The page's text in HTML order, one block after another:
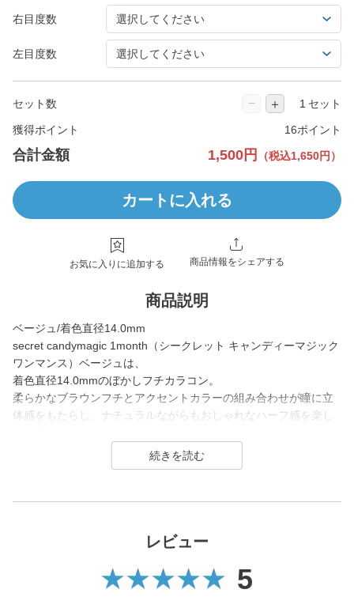
右目度数
左目度数
セット数 − ＋ セット
獲得ポイント 16ポイント
合計金額 1,500円 （税込1,650円）
カートに入れる
お気に入りに追加する 商品情報をシェアする
商品説明
ベージュ/着色直径14.0mm
secret candymagic 1month（シークレット キャンディーマジック
ワンマンス）ベージュは、
着色直径14.0mmのぼかしフチカラコン。
柔らかなブラウンフチとアクセントカラーの組み合わせが瞳に立
体感をもたらし、ナチュラルながらもおしゃれなハーフ感を楽し
大きすぎないサイズで自然に瞳の印象を変えたい方や、普段のメ
イクをアップデートしたい時におすすめ。
secret candymagic 1month（シークレット キャンディーマジック
大な支持を得ている、盛りたいならとりあえずコレ！なロングセ
DIA14.5mmの大きめサイズで「盛れる」というキーワードのも
レビュー
5